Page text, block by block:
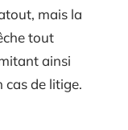
mais la
tout
ainsi
cas de litige.